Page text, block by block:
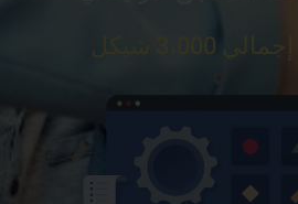
3،000 شيكل